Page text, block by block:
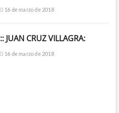
16 de marzo de 2018
:: JUAN CRUZ VILLAGRA:
16 de marzo de 2018